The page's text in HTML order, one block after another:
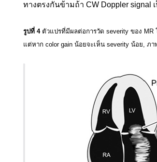
ทางตรงกันข้ามถ้า CW Doppler signal
รูปที่ 4ตัวแปรที่มีผลต่อการวัด severity ของ MR
แต่หาก color gain น้อยจะเห็น severity น้อย, ภา